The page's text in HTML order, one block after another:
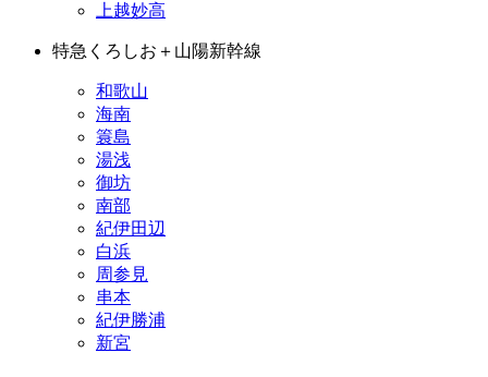
上越妙高
特急くろしお＋山陽新幹線
和歌山
海南
簑島
湯浅
御坊
南部
紀伊田辺
白浜
周参見
串本
紀伊勝浦
新宮